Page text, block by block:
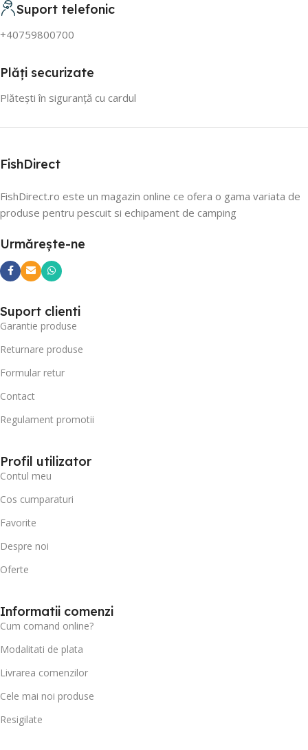
Suport telefonic
+40759800700
Plăți securizate
Plătești în siguranță cu cardul
FishDirect
FishDirect.ro este un magazin online ce ofera o gama variata de
produse pentru pescuit si echipament de camping
Urmărește-ne
Suport clienti
Garantie produse
Returnare produse
Formular retur
Contact
Regulament promotii
Profil utilizator
Contul meu
Cos cumparaturi
Favorite
Despre noi
Oferte
Informatii comenzi
Cum comand online?
Modalitati de plata
Livrarea comenzilor
Cele mai noi produse
Resigilate